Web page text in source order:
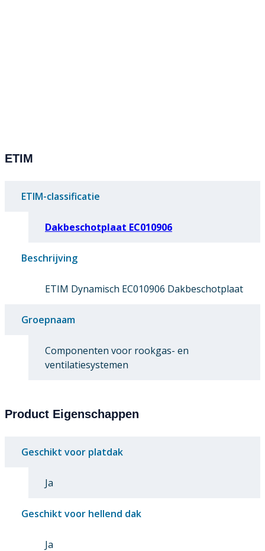
ETIM
ETIM-classificatie
Dakbeschotplaat EC010906
Beschrijving
ETIM Dynamisch EC010906 Dakbeschotplaat
Groepnaam
Componenten voor rookgas- en
ventilatiesystemen
Product Eigenschappen
Geschikt voor platdak
Ja
Geschikt voor hellend dak
Ja